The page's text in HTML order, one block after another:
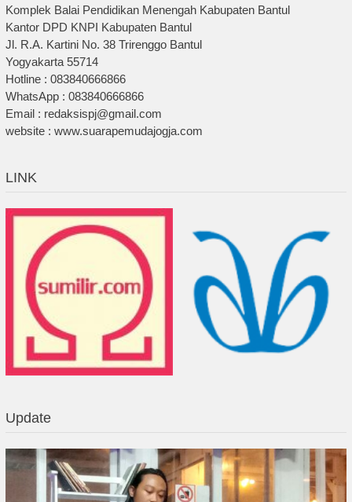
Komplek Balai Pendidikan Menengah Kabupaten Bantul
Kantor DPD KNPI Kabupaten Bantul
Jl. R.A. Kartini No. 38 Trirenggo Bantul
Yogyakarta 55714
Hotline : 083840666866
WhatsApp : 083840666866
Email : redaksispj@gmail.com
website : www.suarapemudajogja.com
LINK
Update